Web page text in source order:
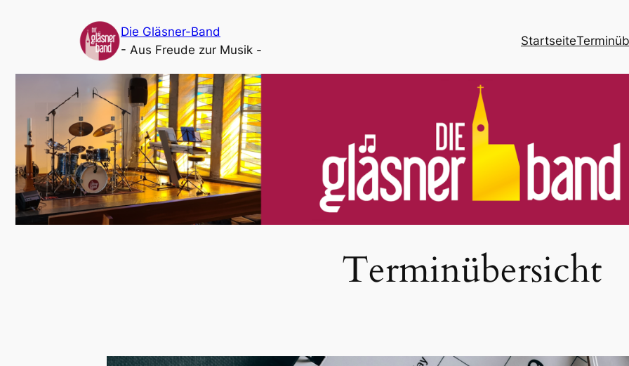
Die Gläsner-Band
- Aus Freude zur Musik -
Startseite
Terminübersicht